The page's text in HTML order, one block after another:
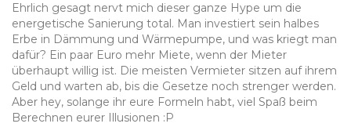
Ehrlich gesagt nervt mich dieser ganze Hype um die
energetische Sanierung total. Man investiert sein halbes
Erbe in Dämmung und Wärmepumpe, und was kriegt man
dafür? Ein paar Euro mehr Miete, wenn der Mieter
überhaupt willig ist. Die meisten Vermieter sitzen auf ihrem
Geld und warten ab, bis die Gesetze noch strenger werden.
Aber hey, solange ihr eure Formeln habt, viel Spaß beim
Berechnen eurer Illusionen :P